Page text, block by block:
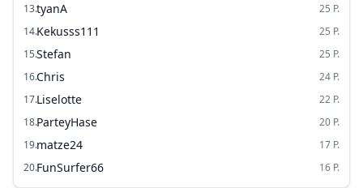
13.tyanA 25 P.
14.Kekusss111 25 P.
15.Stefan 25 P.
16.Chris 24 P.
17.Liselotte 22 P.
18.ParteyHase 20 P.
19.matze24 17 P.
20.FunSurfer66 16 P.